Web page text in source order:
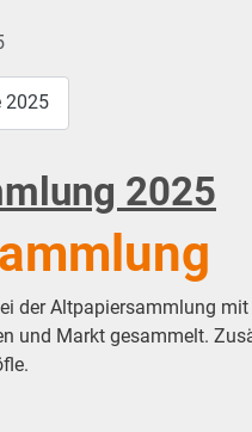
2025
2025
der Altpapiersammlung
und Markt gesammelt.